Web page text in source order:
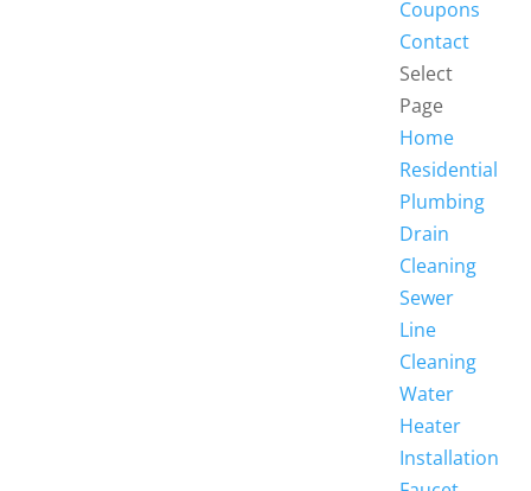
Coupons
Contact
Select
Page
Home
Residential
Plumbing
Drain
Cleaning
Sewer
Line
Cleaning
Water
Heater
Installation